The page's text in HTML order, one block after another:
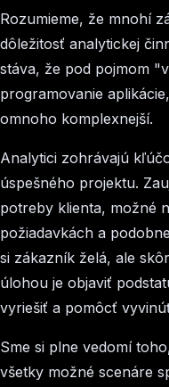
Rozumieme, že mnohí
dôležitosť analytickej
stáva, že pod pojmom
programovanie
omnoho komplexnejší.
Analytici zohrávajú
úspešného projektu.
potreby klienta, možné
požiadavkách a
si zákazník želá, ale
úlohou je objaviť
vyriešiť a pomôcť
Sme si plne vedomí
všetky možné scenáre